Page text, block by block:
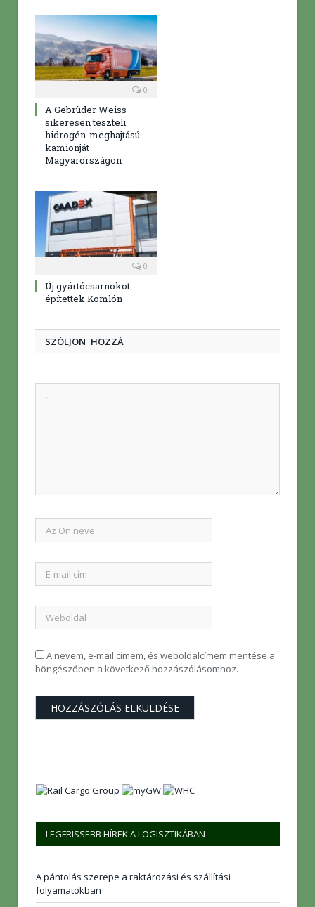
0
A Gebrüder Weiss
sikeresen teszteli
hidrogén-meghajtású
kamionját
Magyarországon
0
Új gyártócsarnokot
építettek Komlón
SZÓLJON HOZZÁ
A nevem, e-mail címem, és weboldalcímem mentése a
böngészőben a következő hozzászólásomhoz.
LEGFRISSEBB HÍREK A LOGISZTIKÁBAN
A pántolás szerepe a raktározási és szállítási
folyamatokban